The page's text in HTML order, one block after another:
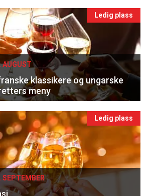
Ledig plass
AUGUST
klassikere og ungarske
meny
Ledig plass
SEPTEMBER